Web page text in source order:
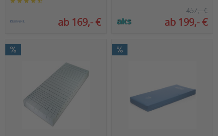
ab 169,- € ab 199,- €
457,- €